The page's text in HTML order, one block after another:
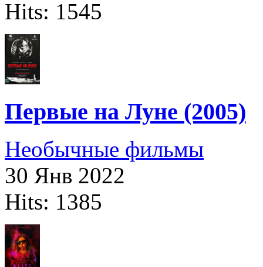
Hits: 1545
Первые на Луне (2005)
Необычные фильмы
30 Янв 2022
Hits: 1385